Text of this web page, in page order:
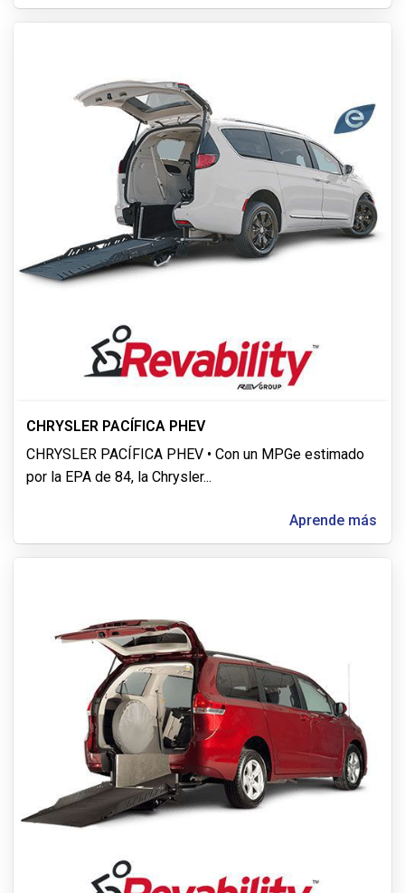
CHRYSLER PACÍFICA PHEV
CHRYSLER PACÍFICA PHEV • Con un MPGe estimado
por la EPA de 84, la Chrysler...
Aprende más